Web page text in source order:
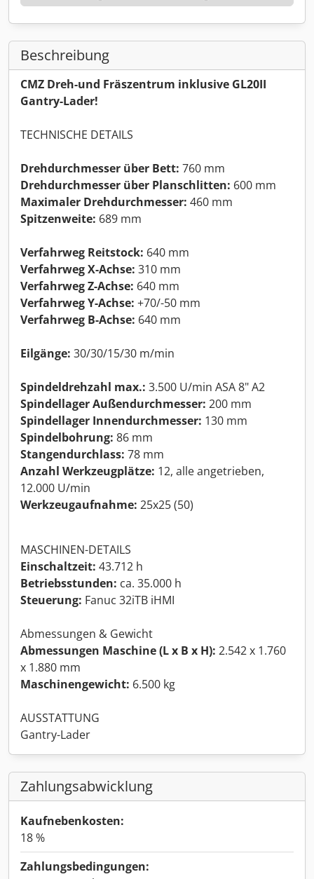
Beschreibung
CMZ Dreh-und Fräszentrum inklusive GL20II
Gantry-Lader!
TECHNISCHE DETAILS
Drehdurchmesser über Bett: 760 mm
Drehdurchmesser über Planschlitten: 600 mm
Maximaler Drehdurchmesser: 460 mm
Spitzenweite: 689 mm
Verfahrweg Reitstock: 640 mm
Verfahrweg X-Achse: 310 mm
Verfahrweg Z-Achse: 640 mm
Verfahrweg Y-Achse: +70/-50 mm
Verfahrweg B-Achse: 640 mm
Eilgänge: 30/30/15/30 m/min
Spindeldrehzahl max.: 3.500 U/min ASA 8" A2
Spindellager Außendurchmesser: 200 mm
Spindellager Innendurchmesser: 130 mm
Spindelbohrung: 86 mm
Stangendurchlass: 78 mm
Anzahl Werkzeugplätze: 12, alle angetrieben,
12.000 U/min
Werkzeugaufnahme: 25x25 (50)
MASCHINEN-DETAILS
Einschaltzeit: 43.712 h
Betriebsstunden: ca. 35.000 h
Steuerung: Fanuc 32iTB iHMI
Abmessungen & Gewicht
Abmessungen Maschine (L x B x H): 2.542 x 1.760
x 1.880 mm
Maschinengewicht: 6.500 kg
AUSSTATTUNG
Gantry-Lader
Zahlungsabwicklung
Kaufnebenkosten:
18 %
Zahlungsbedingungen: